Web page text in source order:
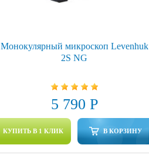
Монокулярный микроскоп Levenhuk
2S NG
5 790 Р
КУПИТЬ В 1 КЛИК В КОРЗИНУ